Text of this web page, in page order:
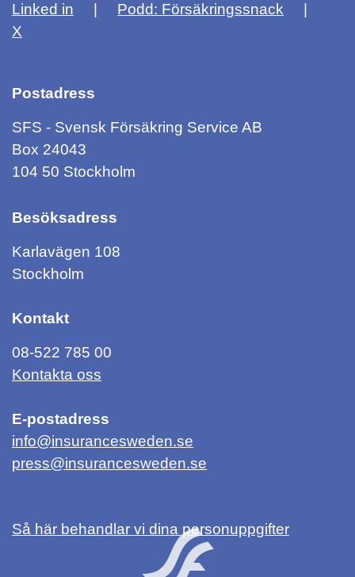
Linked in
Podd: Försäkringssnack
X
Postadress
SFS - Svensk Försäkring Service AB
Box 24043
104 50 Stockholm
Besöksadress
Karlavägen 108
Stockholm
Kontakt
08-522 785 00
Kontakta oss
E-postadress
info@insurancesweden.se
press@insurancesweden.se
Så här behandlar vi dina personuppgifter